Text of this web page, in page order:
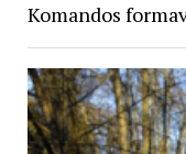
Komandos